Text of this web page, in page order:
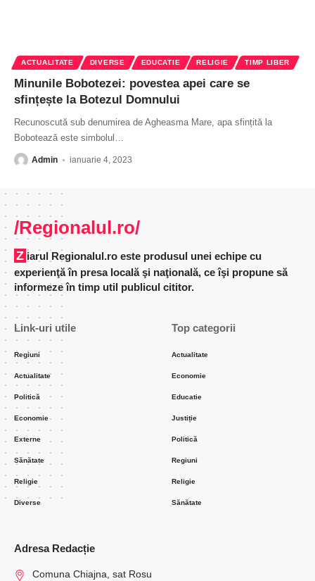
ACTUALITATE DIVERSE EDUCATIE RELIGIE TIMP LIBER
Minunile Bobotezei: povestea apei care se
sfințește la Botezul Domnului
Recunoscută sub denumirea de Agheasma Mare, apa sfințită la
Bobotează este simbolul …
Admin ianuarie 4, 2023
/Regionalul.ro/
Ziarul Regionalul.ro este produsul unei echipe cu
experienţă în presa locală şi naţională, ce îşi propune să
informeze în timp util publicul cititor.
Link-uri utile
Regiuni
Actualitate
Politică
Economie
Externe
Sănătate
Religie
Diverse
Top categorii
Actualitate
Economie
Educatie
Justiție
Politică
Regiuni
Religie
Sănătate
Adresa Redacție
Comuna Chiajna, sat Rosu